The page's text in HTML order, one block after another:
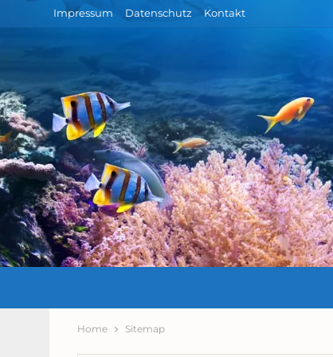
Impressum Datenschutz Kontakt
Home Sitemap